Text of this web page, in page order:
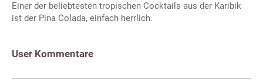
Einer der beliebtesten tropischen Cocktails aus der Karibik
ist der Pina Colada, einfach herrlich.
User Kommentare